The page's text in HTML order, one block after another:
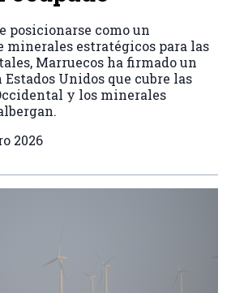
posicionarse como un
minerales estratégicos para las
Marruecos ha firmado un
Unidos que cubre las
y los minerales
2026